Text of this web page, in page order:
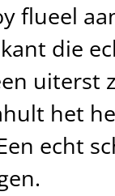
flueel
die
uiterst
het
echt